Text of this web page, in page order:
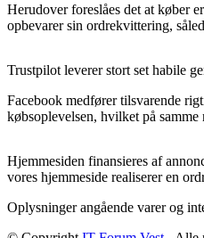
Herudover foreslåes det at køber
opbevarer sin ordrekvittering,
Trustpilot leverer stort set habile
Facebook medfører tilsvarende
købsoplevelsen, hvilket på
Hjemmesiden finansieres af
vores hjemmeside realiserer en
Oplysninger angående varer og